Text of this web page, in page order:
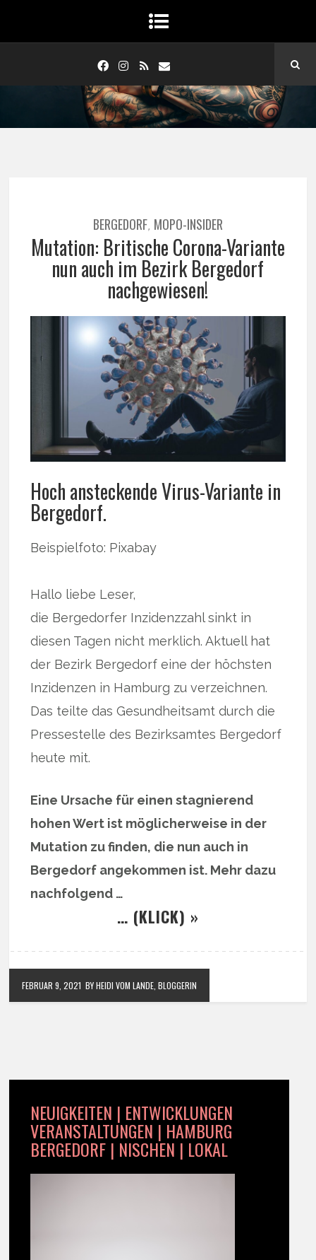
BERGEDORF, MOPO-INSIDER
Mutation: Britische Corona-Variante
nun auch im Bezirk Bergedorf
nachgewiesen!
Hoch ansteckende Virus-Variante in
Bergedorf.
Beispielfoto: Pixabay
Hallo liebe Leser,
die Bergedorfer Inzidenzzahl sinkt in
diesen Tagen nicht merklich. Aktuell hat
der Bezirk Bergedorf eine der höchsten
Inzidenzen in Hamburg zu verzeichnen.
Das teilte das Gesundheitsamt durch die
Pressestelle des Bezirksamtes Bergedorf
heute mit.
Eine Ursache für einen stagnierend
hohen Wert ist möglicherweise in der
Mutation zu finden, die nun auch in
Bergedorf angekommen ist. Mehr dazu
nachfolgend …
… (KLICK) »
FEBRUAR 9, 2021 BY HEIDI VOM LANDE, BLOGGERIN
NEUIGKEITEN | ENTWICKLUNGEN
VERANSTALTUNGEN | HAMBURG
BERGEDORF | NISCHEN | LOKAL